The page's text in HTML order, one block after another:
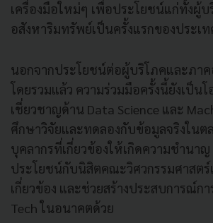
เครื่องมือใหม่ๆ เพื่อประโยชน์แก่ทั้งผู้บ
อสังหาริมทรัพย์เป็นครั้งแรกของประเ
นอกจากประโยชน์ต่อผู้บริโภคและภา
โดยรวมแล้ว ความร่วมมือครั้งนี้ยังเป็น
เชี่ยวชาญด้าน Data Science และ
ศึกษาวิจัยและทดลองกับข้อมูลจริงใน
บุคลากรที่เกี่ยวข้องให้เกิดความชำนาญ
ประโยชน์กับนิสิตคณะวิศวกรรมศาสต
เกี่ยวข้อง และช่วยสร้างประสบการณ์ก
Tech ในอนาคตด้วย